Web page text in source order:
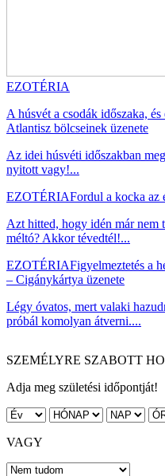
EZOTÉRIA
A húsvét a csodák időszaka,
Atlantisz bölcseinek üzenete
Az idei húsvéti időszakban
nyitott vagy!...
EZOTÉRIAFordul a kocka az
Azt hitted, hogy idén már nem
méltó? Akkor tévedtél!...
EZOTÉRIAFigyelmeztetés a
– Cigánykártya üzenete
Légy óvatos, mert valaki
próbál komolyan átverni....
SZEMÉLYRE SZABOTT
Adja meg születési időpontját!
VAGY